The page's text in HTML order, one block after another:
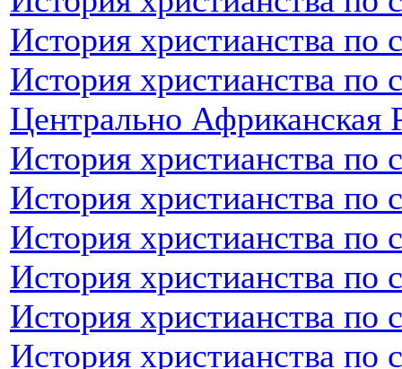
История христианства по
История христианства по
Центрально Африканская
История христианства по
История христианства по
История христианства
История христианства по
История христианства
История христианства